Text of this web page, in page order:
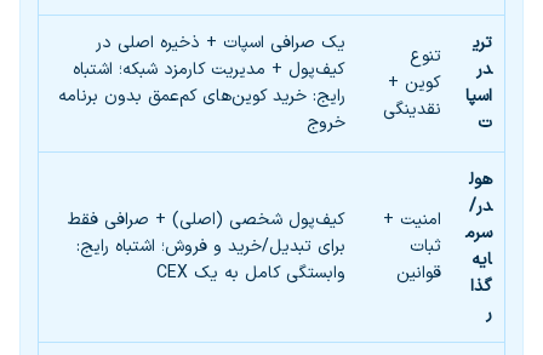
تری
در
اسپا
ت
تنوع
کوین +
نقدینگی
یک صرافی اسپات + ذخیره اصلی در
کیف‌پول + مدیریت کارمزد شبکه؛ اشتباه
رایج: خرید کوین‌های کم‌عمق بدون برنامه
خروج
هول
در/
سرم
ایه‌
گذا
ر
امنیت +
ثبات
قوانین
کیف‌پول شخصی (اصلی) + صرافی فقط
برای تبدیل/خرید و فروش؛ اشتباه رایج:
وابستگی کامل به یک CEX